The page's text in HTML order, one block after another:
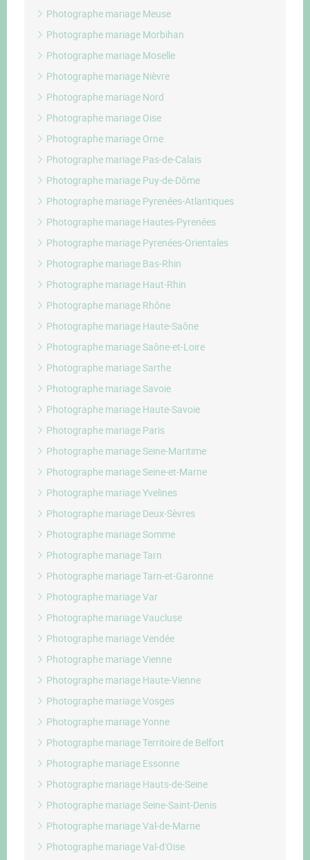
Photographe mariage Meuse
Photographe mariage Morbihan
Photographe mariage Moselle
Photographe mariage Nièvre
Photographe mariage Nord
Photographe mariage Oise
Photographe mariage Orne
Photographe mariage Pas-de-Calais
Photographe mariage Puy-de-Dôme
Photographe mariage Pyrenées-Atlantiques
Photographe mariage Hautes-Pyrenées
Photographe mariage Pyrenées-Orientales
Photographe mariage Bas-Rhin
Photographe mariage Haut-Rhin
Photographe mariage Rhône
Photographe mariage Haute-Saône
Photographe mariage Saône-et-Loire
Photographe mariage Sarthe
Photographe mariage Savoie
Photographe mariage Haute-Savoie
Photographe mariage Paris
Photographe mariage Seine-Maritime
Photographe mariage Seine-et-Marne
Photographe mariage Yvelines
Photographe mariage Deux-Sèvres
Photographe mariage Somme
Photographe mariage Tarn
Photographe mariage Tarn-et-Garonne
Photographe mariage Var
Photographe mariage Vaucluse
Photographe mariage Vendée
Photographe mariage Vienne
Photographe mariage Haute-Vienne
Photographe mariage Vosges
Photographe mariage Yonne
Photographe mariage Territoire de Belfort
Photographe mariage Essonne
Photographe mariage Hauts-de-Seine
Photographe mariage Seine-Saint-Denis
Photographe mariage Val-de-Marne
Photographe mariage Val-d'Oise